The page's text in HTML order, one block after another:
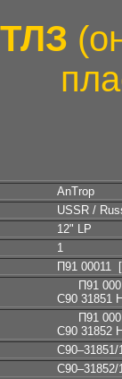
AnTrop
USSR /
12" LP
1
П91 00011
П91
C90 31851
П91
C90 31852